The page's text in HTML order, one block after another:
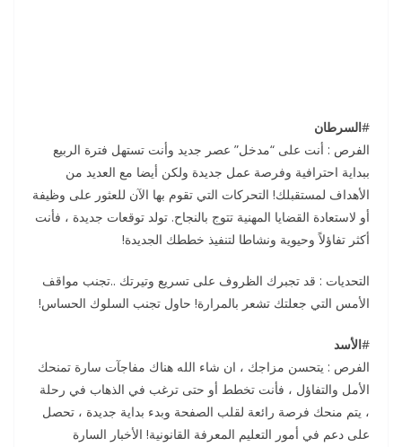
#السرطان
الفرص : أنت على “مدخل” عصر جديد وأنت تستهل فترة الربيع
ببداية احترافية وفرصة عمل جديدة ولكن أيضا مع العديد من
الأهداف لمستقبلك! التحركات التي تقوم بها الآن للعثور على وظيفة
أو لاستعادة القضايا المهنية تتوج بالنجاح. تولد توقعات جديدة ، فأنت
أكثر تفاؤلاً وحيوية ونشاطا لتنفيذ خططك الجديدة!
التحديات : قد تجبرك الظروف على تسريع وتيرتك ..تجنب مواقف
الأمس التي جعلتك تشعر بالمرارة! حاول تجنب السلوك الحساس!
#الأسد
الفرص : يتحسن مزاجك ، ان شاء الله هناك مفاجآت سارة تمنحك
الأمل والتفاؤل ، فأنت تخطط أو حتى ترغب في الذهاب في رحلة
، يتم منحك فرصة رائعة لقلب الصفحة وبدء بداية جديدة ، تحصل
على دعم في أمور التعليم المعرفة القانونية! الأخبار السارة